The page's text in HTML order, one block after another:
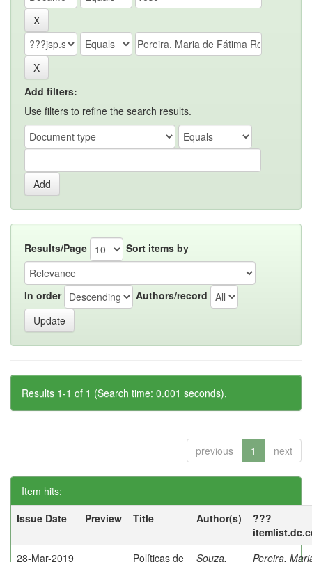
Add filters:
Use filters to refine the search results.
Results/Page Sort items by
In order Authors/record
Results 1-1 of 1 (Search time: 0.001 seconds).
previous 1 next
Item hits:
Issue Date
Preview Title Author(s)
???
28-Mar-2019
Políticas de Souza, Pereira,